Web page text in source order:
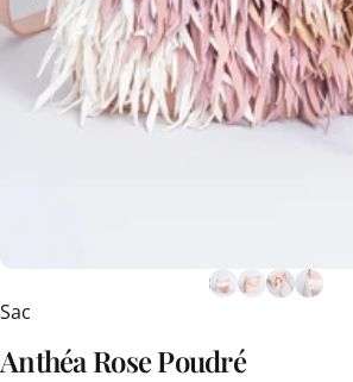
Sac
AnthéaRosePoudré